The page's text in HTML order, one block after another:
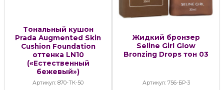
Tональный кушон
Prada Augmented Skin
Cushion Foundation
оттенка LN10
(«Естественный
бежевый»)
Артикул: 870-ТК-50
Жидкий бронзер
Seline Girl Glow
Bronzing Drops тон 03
Артикул: 756-БР-3